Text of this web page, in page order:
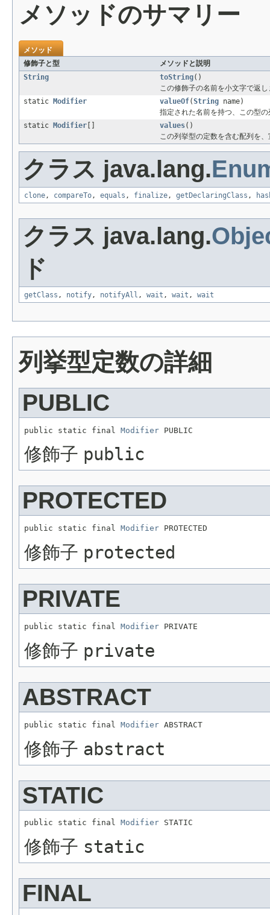
メソッドのサマリー
メソッド
修飾子と型
メソッドと説明
String
toString()
この修飾子の名前を小文字で返
static Modifier valueOf(String name)
指定された名前を持つ、この型
static Modifier [] values()
この列挙型の定数を含む配列を
クラス java.lang.
clone , compareTo , equals , finalize , getDeclaringClass ,
クラス java.lang.
ド
getClass , notify , notifyAll , wait , wait , wait
列挙型定数の詳細
PUBLIC
public static final Modifier PUBLIC
修飾子 public
PROTECTED
public static final Modifier PROTECTED
修飾子 protected
PRIVATE
public static final Modifier PRIVATE
修飾子 private
ABSTRACT
public static final Modifier ABSTRACT
修飾子 abstract
STATIC
public static final Modifier STATIC
修飾子 static
FINAL